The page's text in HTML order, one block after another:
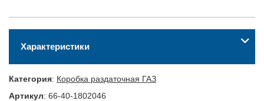
Характеристики
Категория: Коробка раздаточная ГАЗ
Артикул: 66-40-1802046